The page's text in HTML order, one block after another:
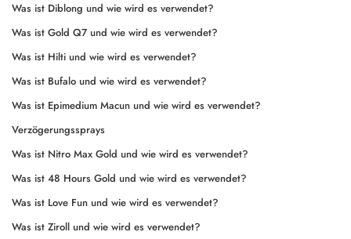
Was ist Diblong und wie wird es verwendet?
Was ist Gold Q7 und wie wird es verwendet?
Was ist Hilti und wie wird es verwendet?
Was ist Bufalo und wie wird es verwendet?
Was ist Epimedium Macun und wie wird es verwendet?
Verzögerungssprays
Was ist Nitro Max Gold und wie wird es verwendet?
Was ist 48 Hours Gold und wie wird es verwendet?
Was ist Love Fun und wie wird es verwendet?
Was ist Ziroll und wie wird es verwendet?